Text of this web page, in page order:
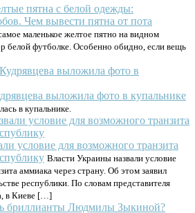
пятна с белой одежды:
Чем вывести пятна от пота
маленькое желтое пятно на видном
белой футболке. Особенно обидно, если вещь
выложила фото в купальнике
в купальнике.
условие для возможного транзита
Власти Украины назвали условие
аммиака через страну. Об этом заявил
республики. По словам представителя
в Киеве […]